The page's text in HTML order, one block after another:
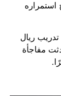
استمراره
تدريب ريال
2025، إلا لو حدثت مفاجأة